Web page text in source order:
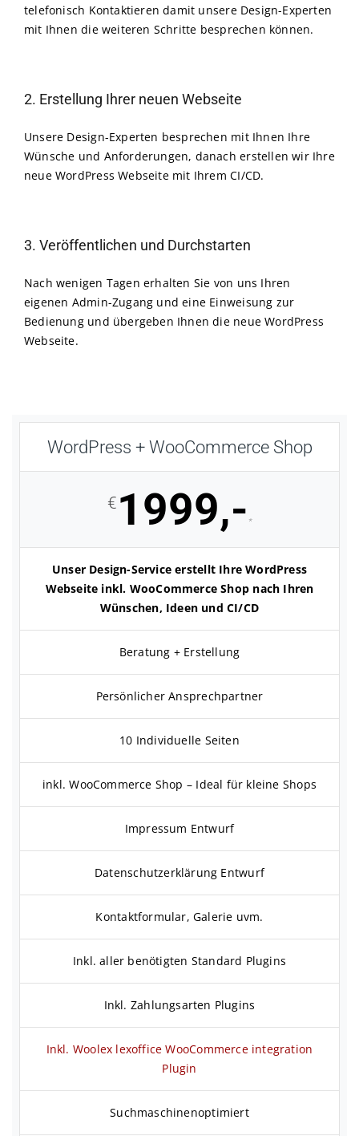
telefonisch Kontaktieren damit unsere Design-Experten
mit Ihnen die weiteren Schritte besprechen können.
2. Erstellung Ihrer neuen Webseite
Unsere Design-Experten besprechen mit Ihnen Ihre
Wünsche und Anforderungen, danach erstellen wir Ihre
neue WordPress Webseite mit Ihrem CI/CD.
3. Veröffentlichen und Durchstarten
Nach wenigen Tagen erhalten Sie von uns Ihren
eigenen Admin-Zugang und eine Einweisung zur
Bedienung und übergeben Ihnen die neue WordPress
Webseite.
WordPress + WooCommerce Shop
€ 1999,- *
Unser Design-Service erstellt Ihre WordPress
Webseite inkl. WooCommerce Shop nach Ihren
Wünschen, Ideen und CI/CD
Beratung + Erstellung
Persönlicher Ansprechpartner
10 Individuelle Seiten
inkl. WooCommerce Shop – Ideal für kleine Shops
Impressum Entwurf
Datenschutzerklärung Entwurf
Kontaktformular, Galerie uvm.
Inkl. aller benötigten Standard Plugins
Inkl. Zahlungsarten Plugins
Inkl. Woolex lexoffice WooCommerce integration
Plugin
Suchmaschinenoptimiert